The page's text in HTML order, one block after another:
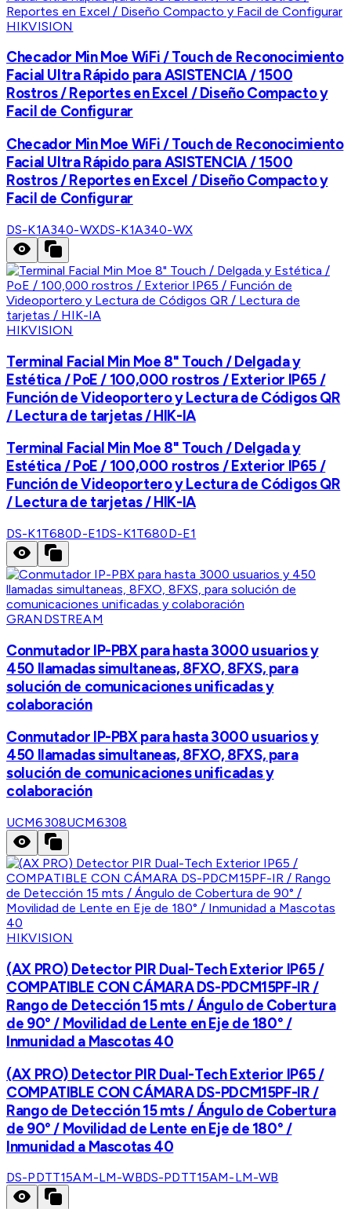
HIKVISION
Checador Min Moe WiFi / Touch de Reconocimiento
Facial Ultra Rápido para ASISTENCIA / 1500
Rostros / Reportes en Excel / Diseño Compacto y
Facil de Configurar
Checador Min Moe WiFi / Touch de Reconocimiento
Facial Ultra Rápido para ASISTENCIA / 1500
Rostros / Reportes en Excel / Diseño Compacto y
Facil de Configurar
DS-K1A340-WXDS-K1A340-WX
HIKVISION
Terminal Facial Min Moe 8" Touch / Delgada y
Estética / PoE / 100,000 rostros / Exterior IP65 /
Función de Videoportero y Lectura de Códigos QR
/ Lectura de tarjetas / HIK-IA
Terminal Facial Min Moe 8" Touch / Delgada y
Estética / PoE / 100,000 rostros / Exterior IP65 /
Función de Videoportero y Lectura de Códigos QR
/ Lectura de tarjetas / HIK-IA
DS-K1T680D-E1DS-K1T680D-E1
GRANDSTREAM
Conmutador IP-PBX para hasta 3000 usuarios y
450 llamadas simultaneas, 8FXO, 8FXS, para
solución de comunicaciones unificadas y
colaboración
Conmutador IP-PBX para hasta 3000 usuarios y
450 llamadas simultaneas, 8FXO, 8FXS, para
solución de comunicaciones unificadas y
colaboración
UCM6308UCM6308
HIKVISION
(AX PRO) Detector PIR Dual-Tech Exterior IP65 /
COMPATIBLE CON CÁMARA DS-PDCM15PF-IR /
Rango de Detección 15 mts / Ángulo de Cobertura
de 90° / Movilidad de Lente en Eje de 180° /
Inmunidad a Mascotas 40
(AX PRO) Detector PIR Dual-Tech Exterior IP65 /
COMPATIBLE CON CÁMARA DS-PDCM15PF-IR /
Rango de Detección 15 mts / Ángulo de Cobertura
de 90° / Movilidad de Lente en Eje de 180° /
Inmunidad a Mascotas 40
DS-PDTT15AM-LM-WBDS-PDTT15AM-LM-WB